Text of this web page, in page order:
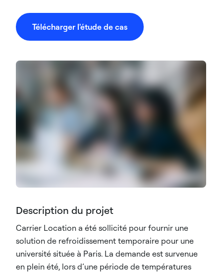
Télécharger l'étude de cas
Description du projet
Carrier Location a été sollicité pour fournir une
solution de refroidissement temporaire pour une
université située à Paris. La demande est survenue
en plein été, lors d’une période de températures